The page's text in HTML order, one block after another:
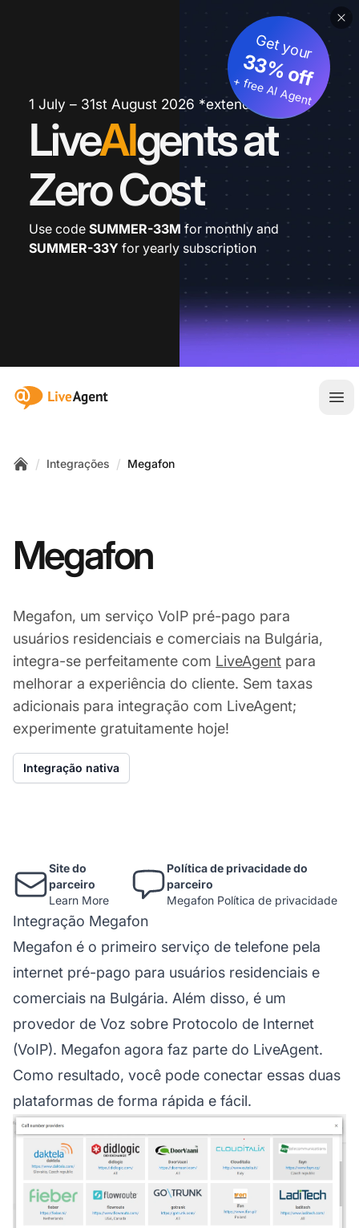
1 July – 31st August 2026 *extended
LiveAIgents at
Zero Cost
Get your
33% off
+ free AI Agent
Use code SUMMER-33M for monthly and
SUMMER-33Y for yearly subscription
:site.title
/ Integrações / Megafon
Megafon
Megafon, um serviço VoIP pré-pago para
usuários residenciais e comerciais na Bulgária,
integra-se perfeitamente com LiveAgent para
melhorar a experiência do cliente. Sem taxas
adicionais para integração com LiveAgent;
experimente gratuitamente hoje!
Integração nativa
Site do
parceiro
Learn More
Política de privacidade do
parceiro
Megafon Política de privacidade
Integração Megafon
Megafon é o primeiro serviço de telefone pela
internet pré-pago para usuários residenciais e
comerciais na Bulgária. Além disso, é um
provedor de Voz sobre Protocolo de Internet
(VoIP). Megafon agora faz parte do LiveAgent.
Como resultado, você pode conectar essas duas
plataformas de forma rápida e fácil.